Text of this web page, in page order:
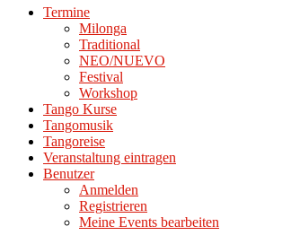
ein-/ausblenden
ein-/ausblenden
Termine
Milonga
Traditional
NEO/NUEVO
Festival
Workshop
Tango Kurse
Tangomusik
Tangoreise
Veranstaltung eintragen
Benutzer
Anmelden
Registrieren
Meine Events bearbeiten